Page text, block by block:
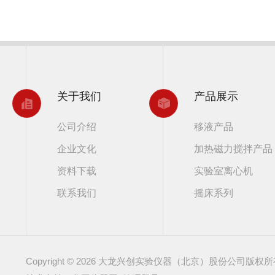
关于我们
公司介绍
企业文化
资料下载
联系我们
产品展示
移液产品
加热磁力搅拌产品
实验室离心机
摇床系列
Copyright © 2026 大龙兴创实验仪器（北京）股份公司版权